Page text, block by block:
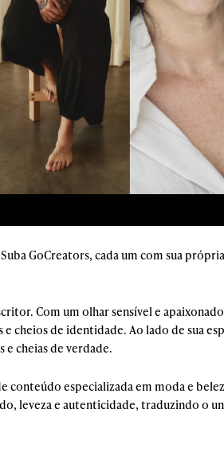
GoCreators, cada um com sua
Com um olhar sensível e
de identidade. Ao lado de sua
cheias de verdade.
conteúdo especializada em moda e
leveza e autenticidade, traduzindo o